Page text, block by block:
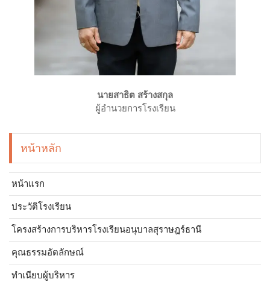
นายสาธิต สร้างสกุล
ผู้อำนวยการโรงเรียน
หน้าหลัก
หน้าแรก
ประวัติโรงเรียน
โครงสร้างการบริหารโรงเรียนอนุบาลสุราษฎร์ธานี
คุณธรรมอัตลักษณ์
ทำเนียบผู้บริหาร